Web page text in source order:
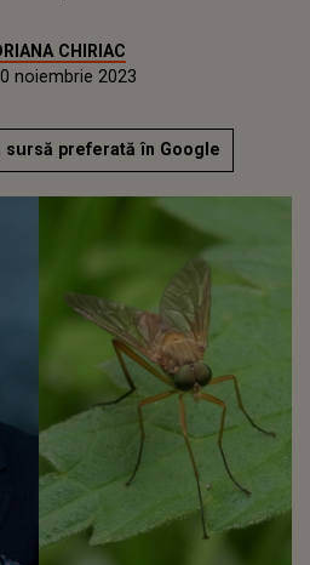
CHIRIAC
noiembrie 2023
sursă preferată în Google